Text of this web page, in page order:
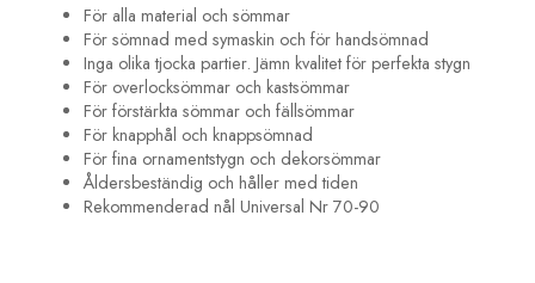
För alla material och sömmar
För sömnad med symaskin och för handsömnad
Inga olika tjocka partier. Jämn kvalitet för perfekta stygn
För overlocksömmar och kastsömmar
För förstärkta sömmar och fällsömmar
För knapphål och knappsömnad
För fina ornamentstygn och dekorsömmar
Åldersbeständig och håller med tiden
Rekommenderad nål Universal Nr 70-90